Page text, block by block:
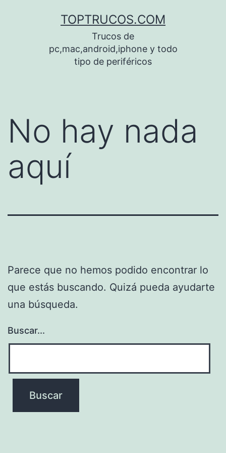
TOPTRUCOS.COM
Trucos de
pc,mac,android,iphone y todo
tipo de periféricos
No hay nada
aquí
Parece que no hemos podido encontrar lo
que estás buscando. Quizá pueda ayudarte
una búsqueda.
Buscar...